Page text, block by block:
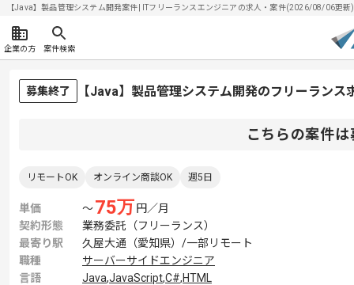
【Java】製品管理システム開発案件| ITフリーランスエンジニアの求人・案件(2026/08/06更新)
企業の方 案件検索
募集終了 【Java】製品管理システム開発のフリーランス
こちらの案件
リモートOK オンライン商談OK 週5日
単価 〜75万 円／月
契約形態
業務委託（フリーランス）
最寄り駅
久屋大通（愛知県）/一部リモート
職種
サーバーサイドエンジニア
言語
Java,JavaScript,C#,HTML